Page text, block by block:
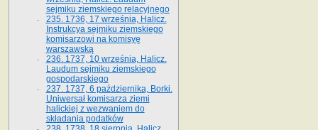
sejmiku ziemskiego relacyjnego
235. 1736, 17 września, Halicz.
Instrukcya sejmiku ziemskiego
komisarzowi na komisyę
warszawską
236. 1737, 10 września, Halicz.
Laudum sejmiku ziemskiego
gospodarskiego
237. 1737, 6 października, Borki.
Uniwersał komisarza ziemi
halickiej z wezwaniem do
składania podatków